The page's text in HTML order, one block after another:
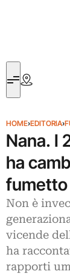
HOME›EDITORIA›
Nana. I
ha
Non è
vicende
ha
rapporti